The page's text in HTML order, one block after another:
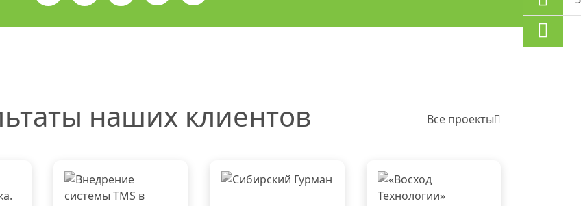
наших клиентов Все проекты